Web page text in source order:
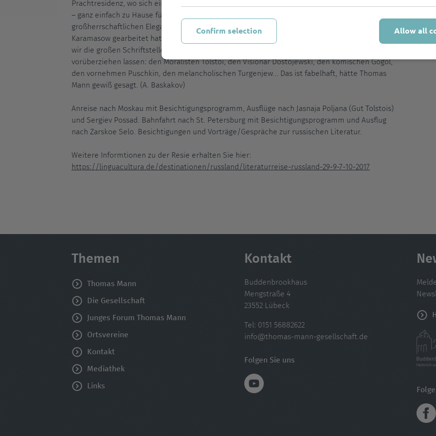
Prachtresidenz, wo sich ein Italiener wie in Italien, ein Franzose wie in Frankreich und ein Russe
– ganz einfach zu Hause fühlt. Wir wollen das Landgut von Leo Tolstoi mit seiner
großherrschaftlichen Eleganz und die Stadtwohnung von Dostojewski, in der er an den Brüdern
Karamasow gearbeitet hat, besichtigen. Wie Thomas Mann in seiner Dichterphantasie, werden
wir die großen Schriftsteller der russischen Literatur vor der Kulisse ihres Heimatlandes an uns
vorüberziehen lassen: den Moralisten Tolstoi, den Visionär Dostojewski, den komischen Gogol,
den vornehmen Puschkin, den melancholischen Turgenjew... Das ist fabelhaft, hätte Thomas
Mann gewiß gesagt. (A. Baskakov)
Anreise nach Moskau mit Besichtigungsprogramm, Ausflüge nach Jasnaja Poljana (Gut Tolstois)
und Sergiev Possad. Bahnfahrt nach St. Petersburg mit Besichtigungsprogramm und Ausflug
nach Zarskoe Selo. Besichtigungen und Vorträge/Gespräche zur russischen Literatur.
Weitere Informtionen zu der Resie erhalten Sie hier:
https://linguacultura.de/destinationen/russland/literaturreise-russland-29-9-7-10-2017
Themen
Thomas Mann
Die Gesellschaft
Junges Forum Thomas Mann
Ortsvereine
Kontakt
Mediathek
Links
Kontakt
Buddenbrookhaus
Mengstraße 4
23552 Lübeck
Tel: 0151 56882622
info@thomas-mann-gesellschaft.de
Folgen Sie uns
Allow all
Confirm selection